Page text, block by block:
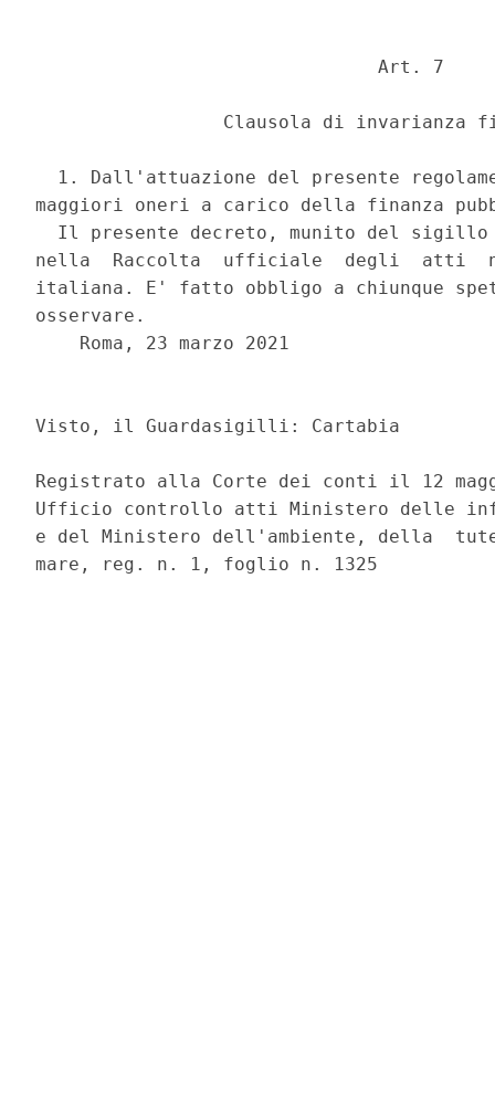
                               Art. 7
Clausola di invarianza
1. Dall'attuazione del presente
maggiori oneri a carico della finanza
Il presente decreto, munito del
nella  Raccolta  ufficiale  degli  atti
italiana. E' fatto obbligo a chiunque
osservare.
    Roma, 23 marzo 2021
Visto, il Guardasigilli: Cartabia
Registrato alla Corte dei conti il 12
Ufficio controllo atti Ministero delle
e del Ministero dell'ambiente, della